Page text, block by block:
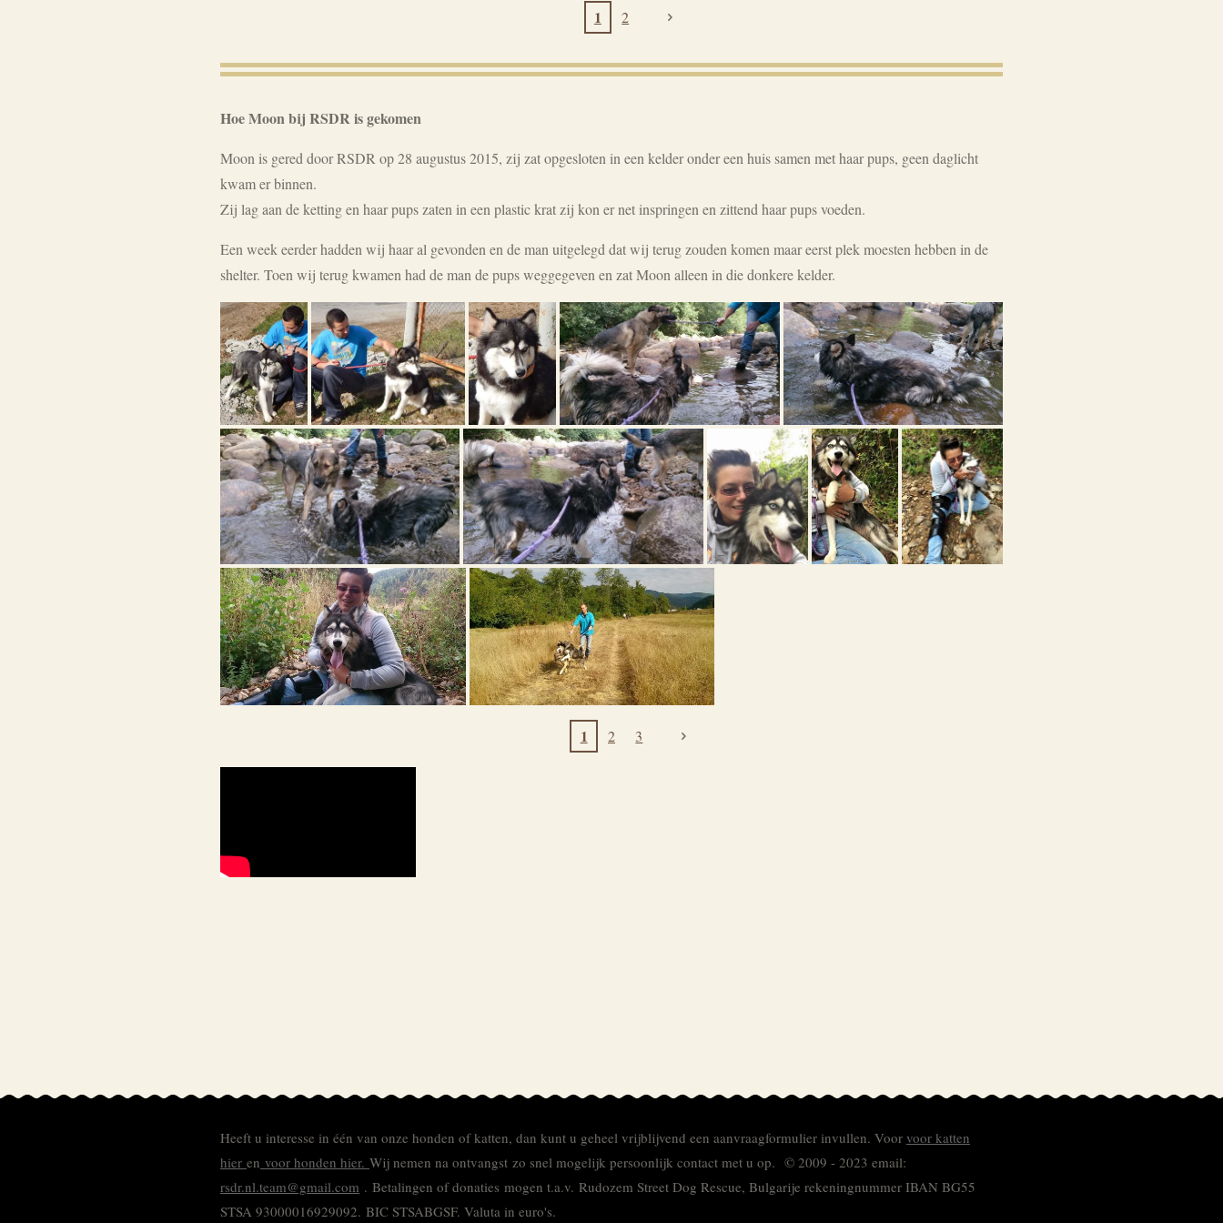
1 2
Hoe Moon bij RSDR is gekomen
Moon is gered door RSDR op 28 augustus 2015, zij zat opgesloten in een kelder onder een huis samen met haar pups, geen daglicht
kwam er binnen.
Zij lag aan de ketting en haar pups zaten in een plastic krat zij kon er net inspringen en zittend haar pups voeden.
Een week eerder hadden wij haar al gevonden en de man uitgelegd dat wij terug zouden komen maar eerst plek moesten hebben in de
shelter. Toen wij terug kwamen had de man de pups weggegeven en zat Moon alleen in die donkere kelder.
1 2 3
Heeft u interesse in één van onze honden of katten, dan kunt u geheel vrijblijvend een aanvraagformulier invullen. Voor voor katten
hier en voor honden hier. Wij nemen na ontvangst zo snel mogelijk persoonlijk contact met u op. © 2009 - 2023 email:
rsdr.nl.team@gmail.com . Betalingen of donaties mogen t.a.v. Rudozem Street Dog Rescue, Bulgarije rekeningnummer IBAN BG55
STSA 93000016929092. BIC STSABGSF. Valuta in euro's.